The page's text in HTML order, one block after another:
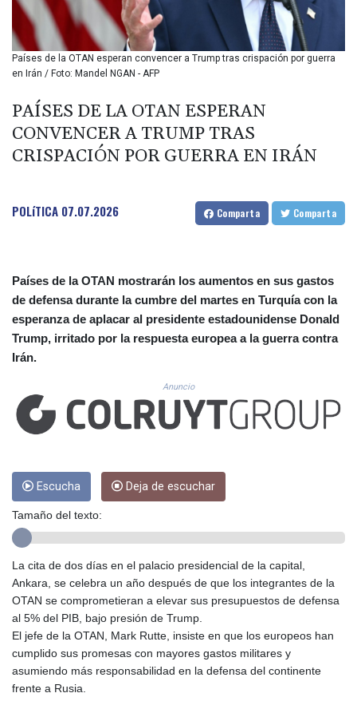
BYR 22660.258427
BZD 2.318271
CAD 1.61333
CDF 2615.761404
CLP 1056.199727
CNY 7.801146
CNH 7.796152
COP 3633.55485
CUC 1.156136
CUP 30.637594
DKK 7.477932
DOP 67.289164
DZD 152.967099
EGP 57.293288
FJD 2.553384
FKP 0.8566
GBP 0.856968
GHS 13.526832
GIP 0.8566
GNF 10123.874202
GYD 241.157003
HKD 9.067746
HNL 30.895616
HRK 7.536622
HTG 150.718127
HUF 363.096405
IDR 20580.370421
Países de la OTAN esperan convencer a Trump tras crispación por guerra
en Irán / Foto: Mandel NGAN - AFP
PAÍSES DE LA OTAN ESPERAN
CONVENCER A TRUMP TRAS
CRISPACIÓN POR GUERRA EN IRÁN
POLíTICA 07.07.2026 Comparta Comparta
Países de la OTAN mostrarán los aumentos en sus gastos
de defensa durante la cumbre del martes en Turquía con la
esperanza de aplacar al presidente estadounidense Donald
Trump, irritado por la respuesta europea a la guerra contra
Irán.
Anuncio
Escucha Deja de escuchar
Tamaño del texto:
La cita de dos días en el palacio presidencial de la capital,
Ankara, se celebra un año después de que los integrantes de la
OTAN se comprometieran a elevar sus presupuestos de defensa
al 5% del PIB, bajo presión de Trump.
El jefe de la OTAN, Mark Rutte, insiste en que los europeos han
cumplido sus promesas con mayores gastos militares y
asumiendo más responsabilidad en la defensa del continente
frente a Rusia.